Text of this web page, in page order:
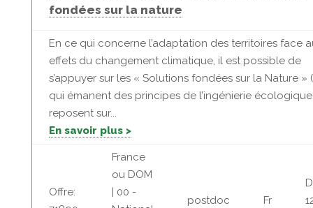
fondées sur la nature
En ce qui concerne l’adaptation des territoires face
effets du changement climatique, il est possible de
s’appuyer sur les « Solutions fondées sur la Nature »
qui émanent des principes de l’ingénierie
reposent sur...
En savoir plus >
Offre:
France
ou DOM
| 00 -
postdoc Fr